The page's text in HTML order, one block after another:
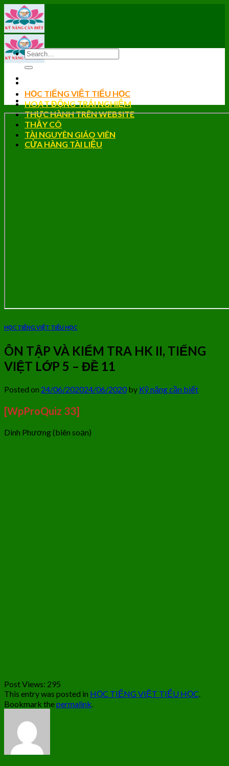
Skip
to
content
HỌC TIẾNG VIỆT TIỂU HỌC
HOẠT ĐỘNG TRẢI NGHIỆM
THỰC HÀNH TRÊN WEBSITE
THẦY CÔ
TÀI NGUYÊN GIÁO VIÊN
CỬA HÀNG TÀI LIỆU
HỌC TIẾNG VIỆT TIỂU HỌC
ÔN TẬP VÀ KIỂM TRA HK II, TIẾNG
VIỆT LỚP 5 – ĐỀ 11
Posted on 24/06/202024/06/2020by Kỹ năng cần biết
[WpProQuiz 33]
Dinh Phương (biên soạn)
Post Views: 295
This entry was posted in HỌC TIẾNG VIỆT TIỂU HỌC.
Bookmark thepermalink.